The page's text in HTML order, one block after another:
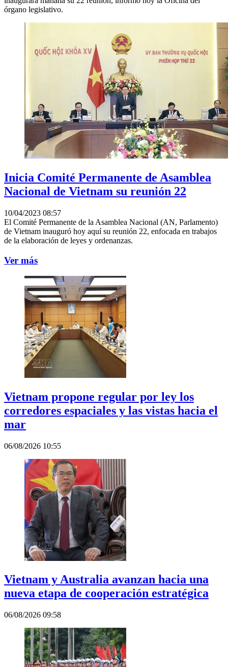
órgano legislativo.
Inicia Comité Permanente de Asamblea
Nacional de Vietnam su reunión 22
10/04/2023 08:57
El Comité Permanente de la Asamblea Nacional (AN, Parlamento)
de Vietnam inauguró hoy aquí su reunión 22, enfocada en trabajos
de la elaboración de leyes y ordenanzas.
Ver más
Vietnam propone regular por ley los
corredores espaciales y las vistas hacia el
mar
06/08/2026 10:55
Vietnam y Australia avanzan hacia una
nueva etapa de cooperación estratégica
06/08/2026 09:58